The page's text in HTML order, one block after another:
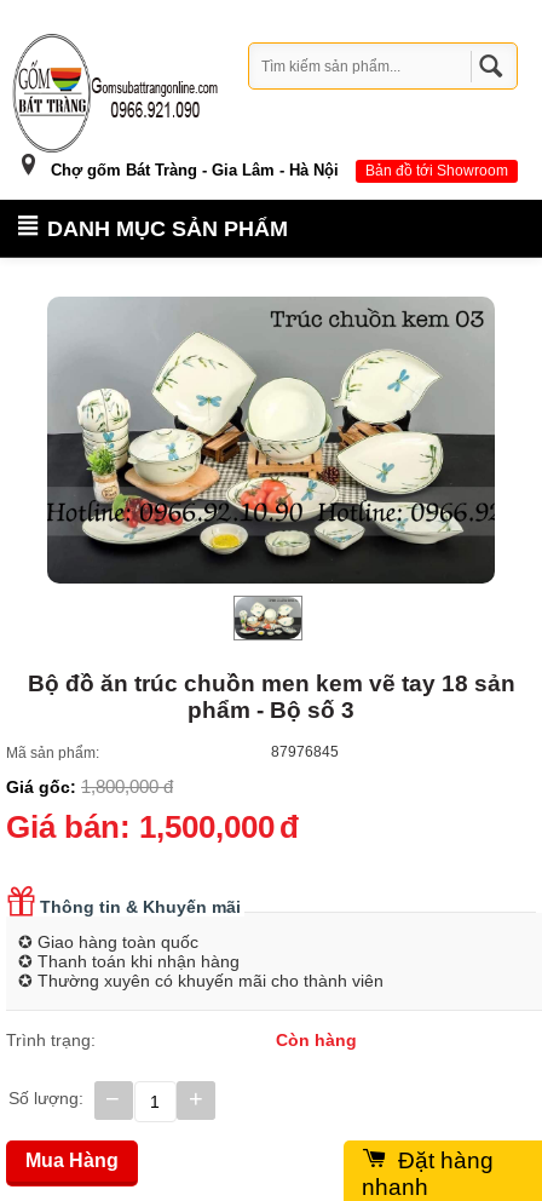
Chợ gốm Bát Tràng - Gia Lâm - Hà Nội Bản đồ tới Showroom
DANH MỤC SẢN PHẨM
Bộ đồ ăn trúc chuồn men kem vẽ tay 18 sản
phẩm - Bộ số 3
Mã sản phẩm: 87976845
Giá gốc: 1,800,000 đ
Giá bán: 1,500,000đ
Thông tin & Khuyến mãi
✪ Giao hàng toàn quốc
✪ Thanh toán khi nhận hàng
✪ Thường xuyên có khuyến mãi cho thành viên
Trình trạng: Còn hàng
Số lượng: +
−
Mua Hàng
Đặt hàng
nhanh